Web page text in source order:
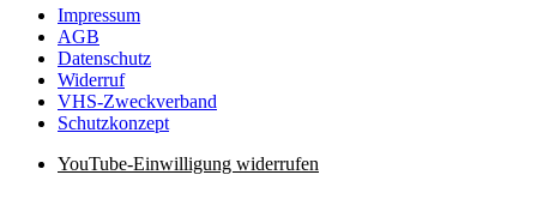
Impressum
AGB
Datenschutz
Widerruf
VHS-Zweckverband
Schutzkonzept
YouTube-Einwilligung widerrufen